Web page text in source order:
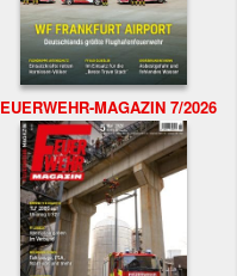
MAGAZIN 7/2026